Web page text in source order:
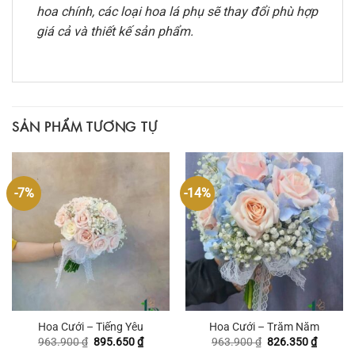
hoa chính, các loại hoa lá phụ sẽ thay đổi phù hợp
giá cả và thiết kế sản phẩm.
SẢN PHẨM TƯƠNG TỰ
-7%
Hoa Cưới – Tiếng Yêu
963.900₫ Giá
895.650₫Giá
hiện
-14%
Hoa Cưới – Trăm Năm
963.900₫ Giá
826.350₫Giá
hiện